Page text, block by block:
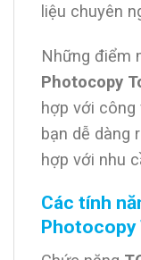
liệu chuyên
Những điểm
Photocopy
hợp với công
bạn dễ dàng
hợp với nhu
Các tính
Photocopy